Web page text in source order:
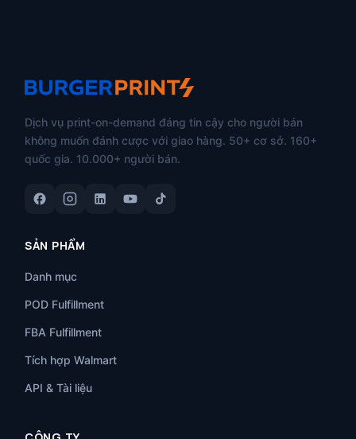
Dịch vụ print-on-demand đáng tin cậy cho người bán
không muốn đánh cược với giao hàng. 50+ cơ sở. 160+
quốc gia. 10.000+ người bán.
SẢN PHẨM
Danh mục
POD Fulfillment
FBA Fulfillment
Tích hợp Walmart
API & Tài liệu